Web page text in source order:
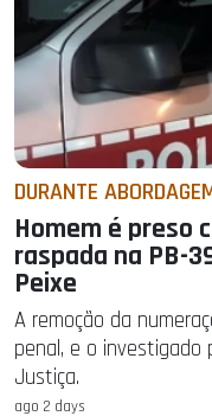
DURANTE
Homem é preso
raspada na PB-
Peixe
A remoção da
penal, e o investigado
Justiça.
ago 2 days